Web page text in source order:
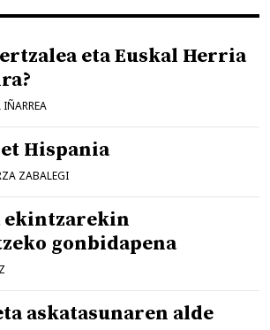
eta Euskal Herria
Hispania
ZABALEGI
ekintzarekin
gonbidapena
askatasunaren alde